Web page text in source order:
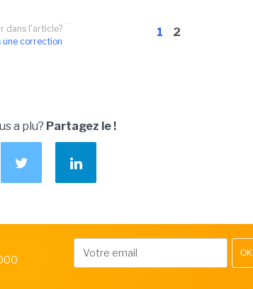
1 2
dans l'article?
une correction
a plu? Partagez le !
OK